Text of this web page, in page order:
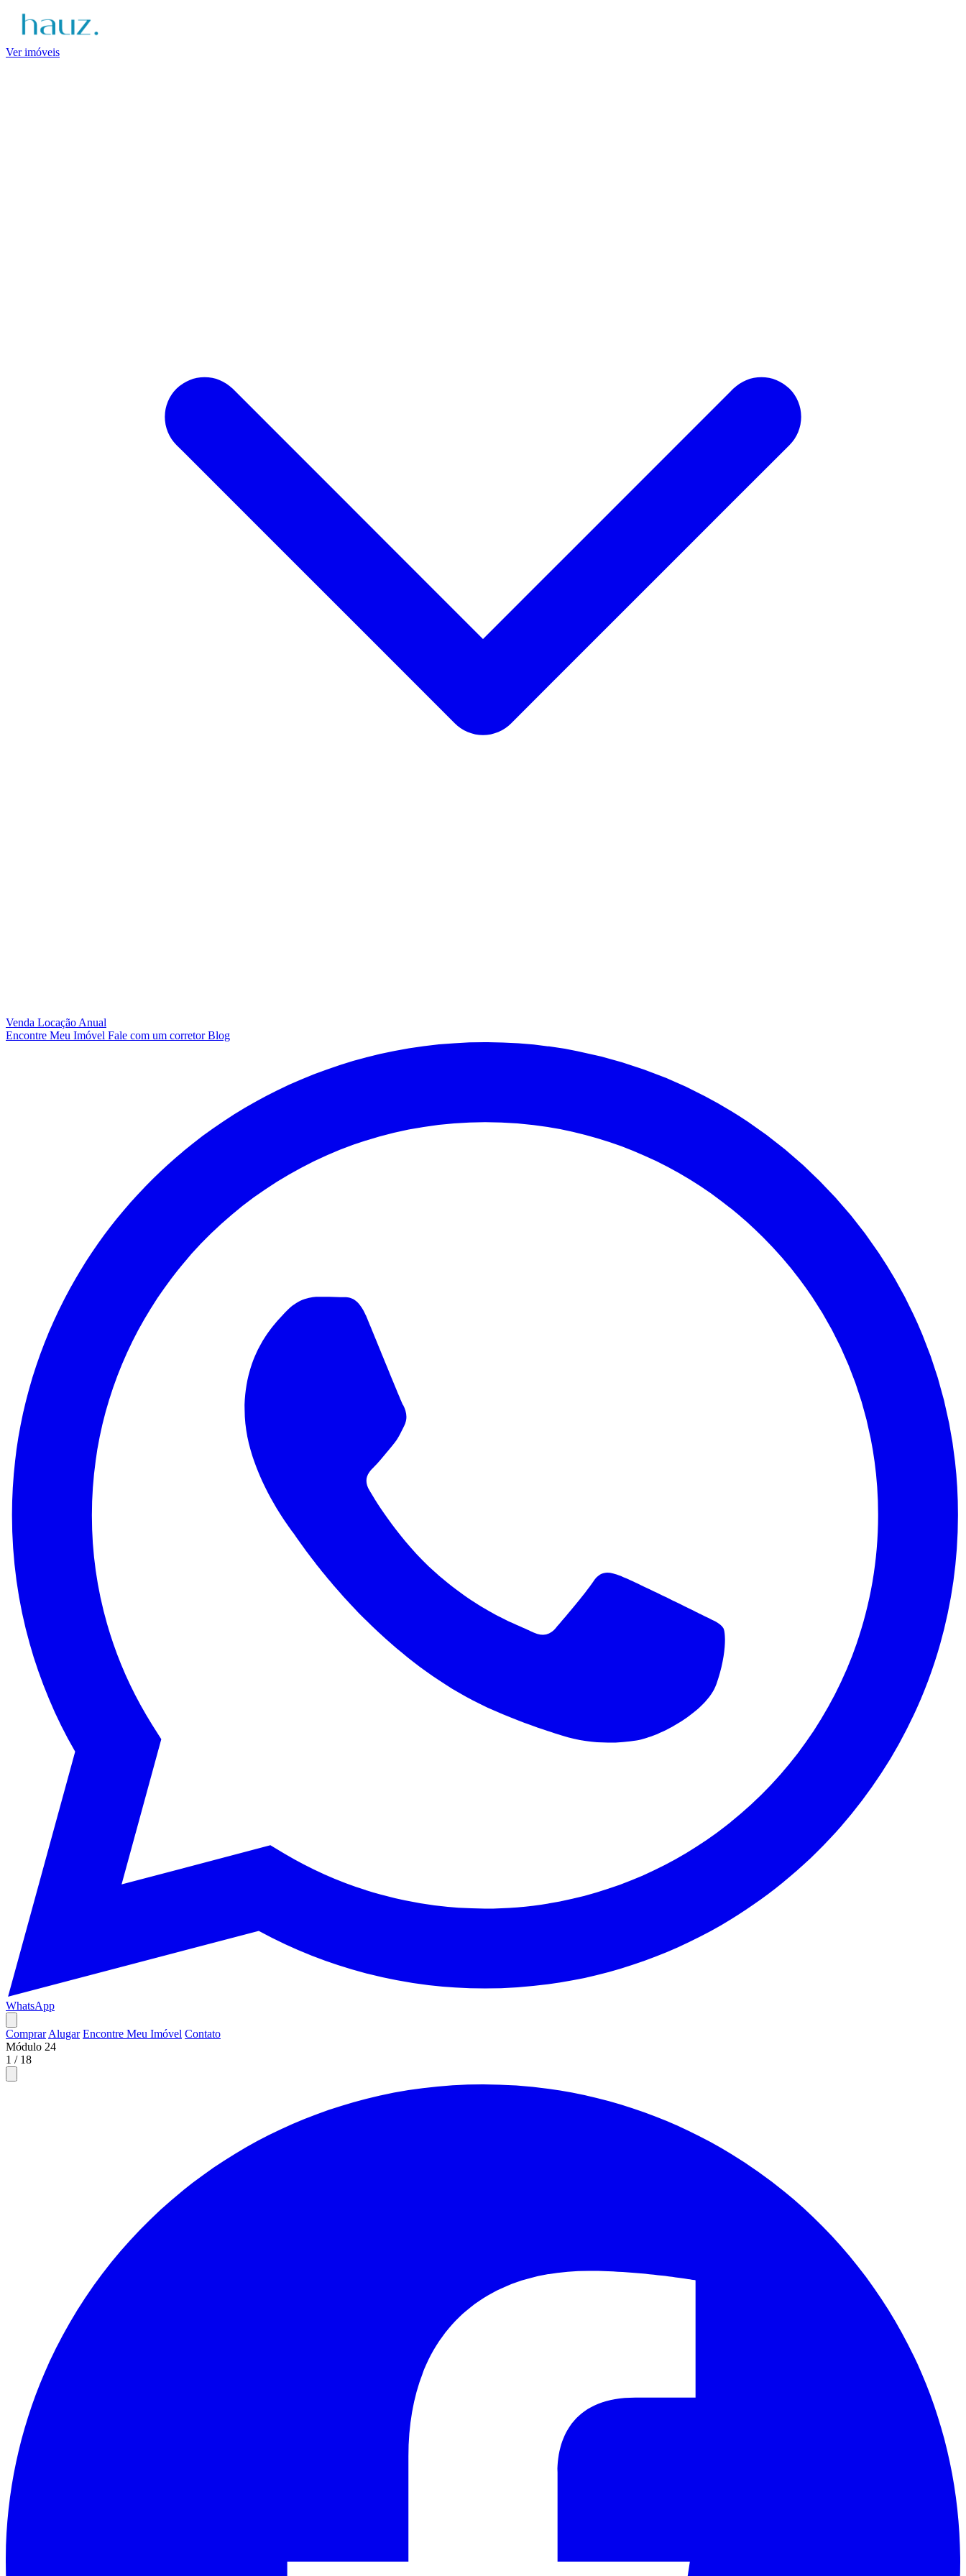
Ver imóveis
Venda Locação Anual
Encontre Meu Imóvel Fale com um corretorBlog
WhatsApp
Comprar Alugar Encontre Meu Imóvel Contato
Módulo 24
1 / 18